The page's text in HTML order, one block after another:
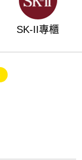
SK-II專櫃